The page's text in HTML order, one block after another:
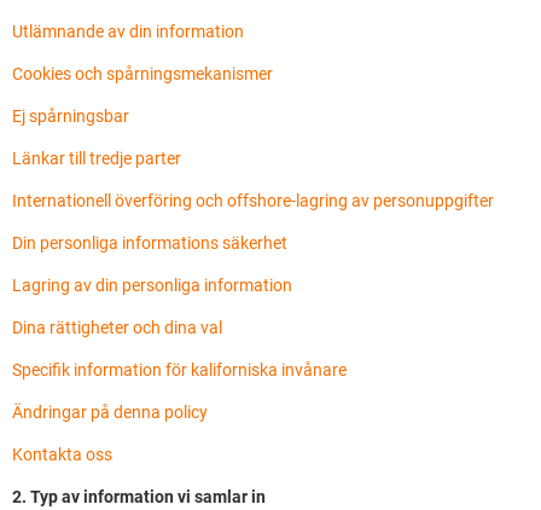
Utlämnande av din information
Cookies och spårningsmekanismer
Ej spårningsbar
Länkar till tredje parter
Internationell överföring och offshore-lagring av personuppgifter
Din personliga informations säkerhet
Lagring av din personliga information
Dina rättigheter och dina val
Specifik information för kaliforniska invånare
Ändringar på denna policy
Kontakta oss
2. Typ av information vi samlar in